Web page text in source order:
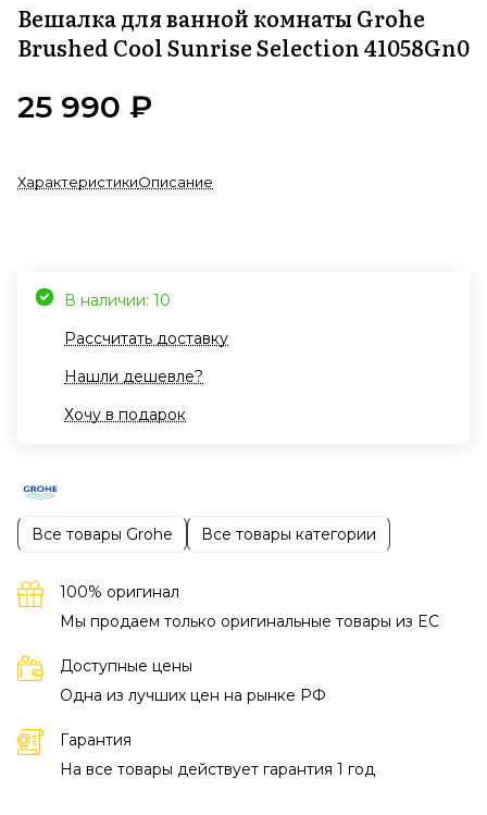
Вешалка для ванной комнаты Grohe
Brushed Cool Sunrise Selection 41058Gn0
25 990 ₽
ХарактеристикиОписание
В наличии: 10
Рассчитать доставку
Нашли дешевле?
Хочу в подарок
Все товары Grohe Все товары категории
100% оригинал
Мы продаем только оригинальные товары из EC
Доступные цены
Одна из лучших цен на рынке РФ
Гарантия
На все товары действует гарантия 1 год